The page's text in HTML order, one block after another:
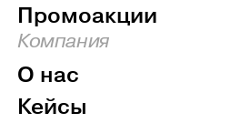
Промоакции
Компания
О нас
Кейсы